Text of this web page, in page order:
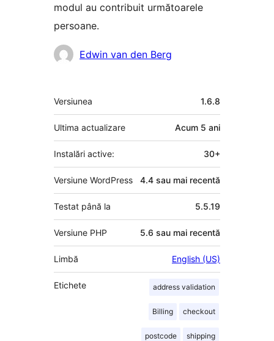
modul au contribuit următoarele
persoane.
ContributoriEdwin van den Berg
Meta
Versiunea 1.6.8
Ultima actualizare Acum 5 ani
Instalări active: 30+
Versiune WordPress 4.4 sau mai recentă
Testat până la 5.5.19
Versiune PHP 5.6 sau mai recentă
Limbă English (US)
Etichete address validation
Billing checkout
postcode shipping